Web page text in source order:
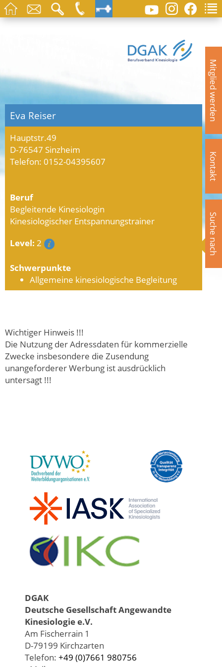
Mitglied werden
Kontakt
Suche nach
Eva Reiser
Hauptstr.49
D-76547 Sinzheim
Telefon: 0152-04395607
Beruf
Begleitende Kinesiologin
Kinesiologischer Entspannungstrainer
Level: 2
Schwerpunkte
Allgemeine kinesiologische Begleitung
Wichtiger Hinweis !!!
Die Nutzung der Adressdaten für kommerzielle
Zwecke insbesondere die Zusendung
unangeforderer Werbung ist ausdrücklich
untersagt !!!
DGAK
Deutsche Gesellschaft Angewandte
Kinesiologie e.V.
Am Fischerrain 1
D-79199 Kirchzarten
Telefon: +49 (0)7661 980756